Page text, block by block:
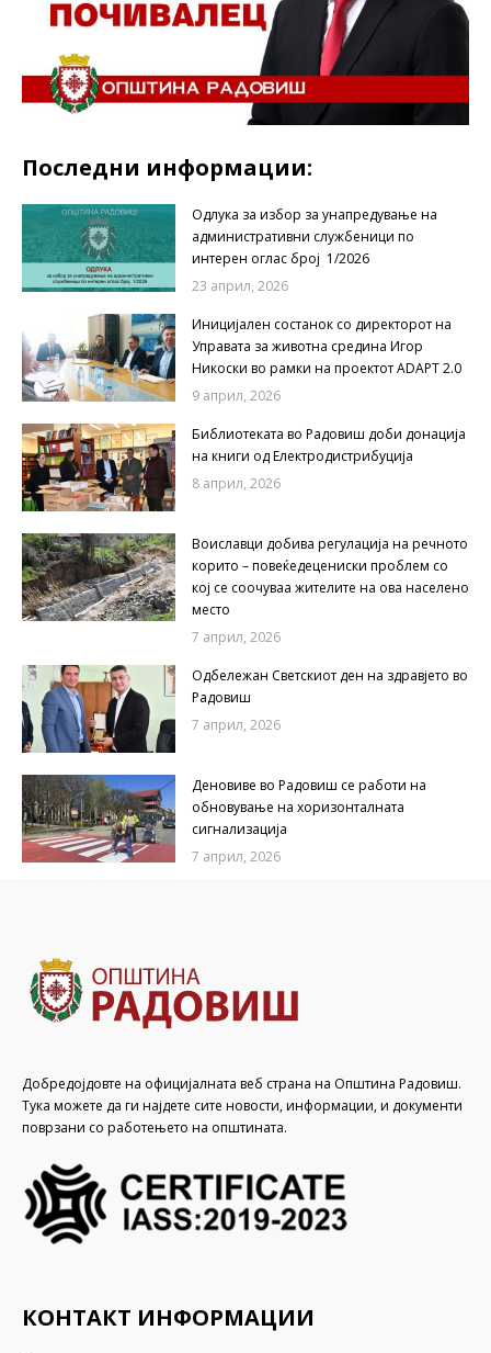
Последни информации:
Одлука за избор за унапредување на
административни службеници по
интерен оглас број 1/2026
23 април, 2026
Иницијален состанок со директорот на
Управата за животна средина Игор
Никоски во рамки на проектот ADAPT 2.0
9 април, 2026
Библиотеката во Радовиш доби донација
на книги од Електродистрибуција
8 април, 2026
Воиславци добива регулација на речното
корито – повеќедецениски проблем со
кој се соочуваа жителите на ова населено
место
7 април, 2026
Одбележан Светскиот ден на здравјето во
Радовиш
7 април, 2026
Деновиве во Радовиш се работи на
обновување на хоризонталната
сигнализација
7 април, 2026
Добредојдовте на официјалната веб страна на Општина Радовиш.
Тука можете да ги најдете сите новости, информации, и документи
поврзани со работењето на општината.
КОНТАКТ ИНФОРМАЦИИ